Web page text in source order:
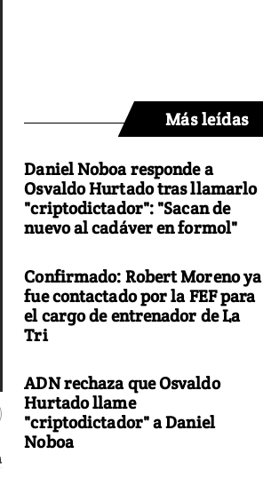
Más leídas
Daniel Noboa responde a
Osvaldo Hurtado tras llamarlo
"criptodictador": "Sacan de
nuevo al cadáver en formol"
Confirmado: Robert Moreno ya
fue contactado por la FEF para
el cargo de entrenador de La
Tri
ADN rechaza que Osvaldo
Hurtado llame
"criptodictador" a Daniel
Noboa